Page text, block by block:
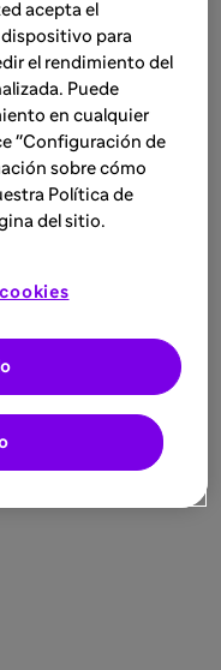
acepta el
para
el rendimiento del
Puede
en cualquier
"Configuración de
sobre cómo
Política de
del sitio.